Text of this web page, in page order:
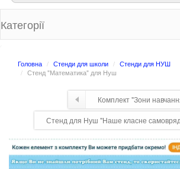
Категорії
Головна Стенди для школи
Стенди для НУШ
Стенд "Математика" для Нуш
Комплект "Зони
Стенд для Нуш "Наше класне